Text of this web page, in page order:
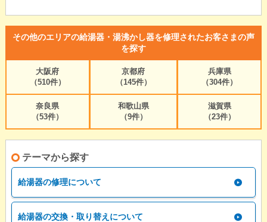
その他のエリアの給湯器・湯沸かし器を修理されたお客さまの声
を探す
大阪府
（510件）
京都府
（145件）
兵庫県
（304件）
奈良県
（53件）
和歌山県
（9件）
滋賀県
（23件）
テーマから探す
給湯器の修理について
給湯器の交換・取り替えについて